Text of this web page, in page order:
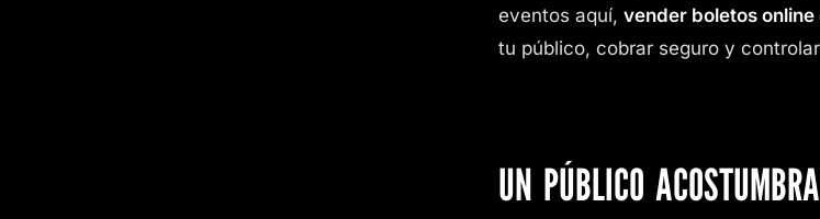
eventos aquí, vender boletos online
tu público, cobrar seguro y
UN PÚBLICO